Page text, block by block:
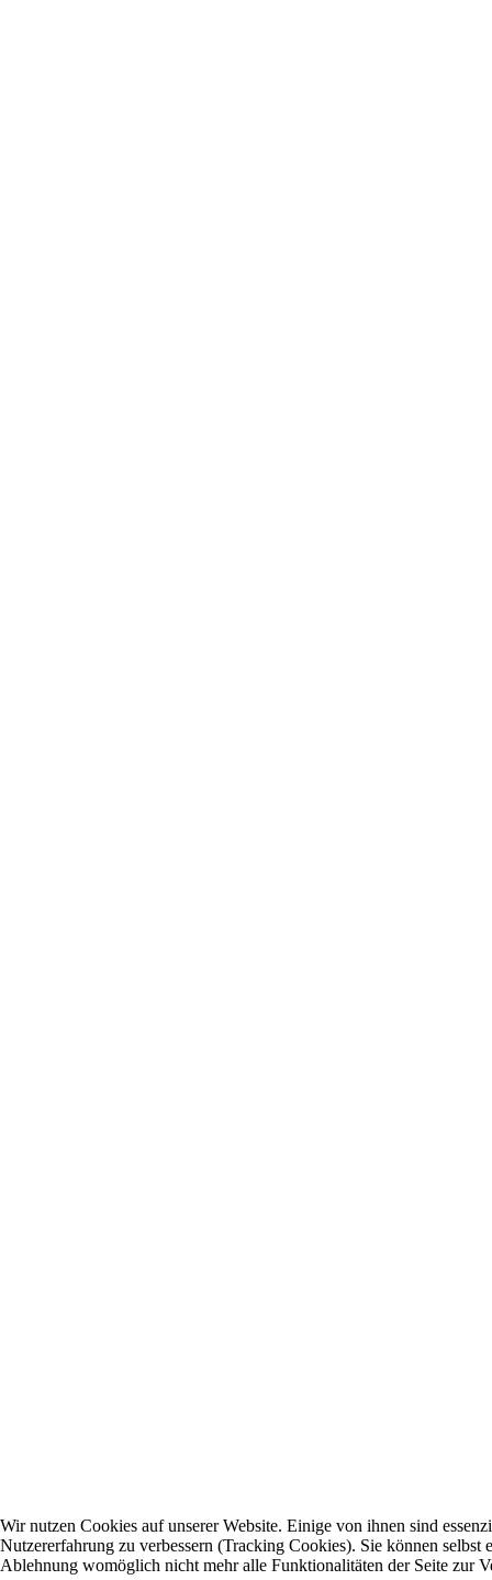
Wir nutzen Cookies auf unserer Website. Einige von ihnen sind
Nutzererfahrung zu verbessern (Tracking Cookies). Sie können selbst
Ablehnung womöglich nicht mehr alle Funktionalitäten der Seite zur